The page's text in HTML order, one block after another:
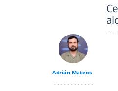
Adrián Mateos